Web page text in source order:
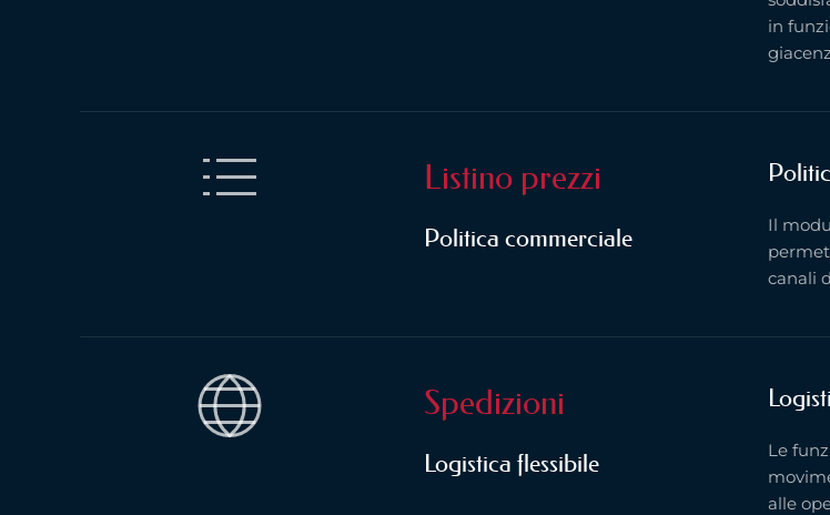
in
Listino prezzi
Politica commerciale
Il
canali
Spedizioni
Logistica flessibile
Le
alle